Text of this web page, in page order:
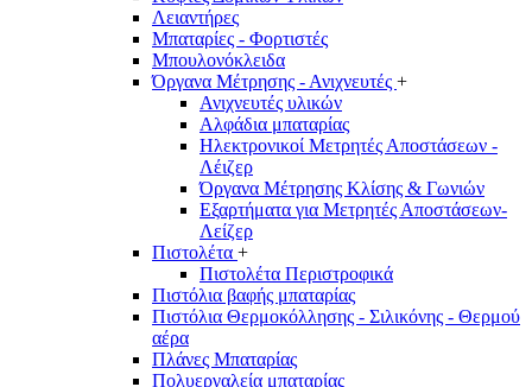
Λειαντήρες
Μπαταρίες - Φορτιστές
Μπουλονόκλειδα
Όργανα Μέτρησης - Ανιχνευτές +
Ανιχνευτές υλικών
Αλφάδια μπαταρίας
Ηλεκτρονικοί Μετρητές Αποστάσεων -
Λέιζερ
Όργανα Μέτρησης Κλίσης & Γωνιών
Εξαρτήματα για Μετρητές Αποστάσεων-
Λείζερ
Πιστολέτα +
Πιστολέτα Περιστροφικά
Πιστόλια βαφής μπαταρίας
Πιστόλια Θερμοκόλλησης - Σιλικόνης - Θερμού
αέρα
Πλάνες Μπαταρίας
Πολυεργαλεία μπαταρίας